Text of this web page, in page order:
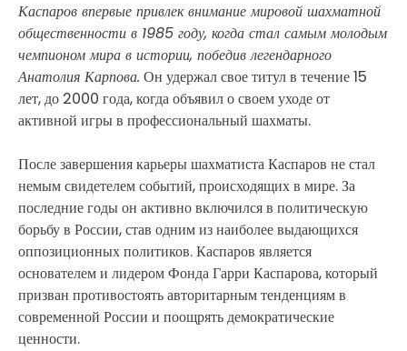
Каспаров впервые привлек внимание мировой шахматной
общественности в 1985 году, когда стал самым молодым
чемпионом мира в истории, победив легендарного
Анатолия Карпова. Он удержал свое титул в течение 15
лет, до 2000 года, когда объявил о своем уходе от
активной игры в профессиональный шахматы.
После завершения карьеры шахматиста Каспаров не стал
немым свидетелем событий, происходящих в мире. За
последние годы он активно включился в политическую
борьбу в России, став одним из наиболее выдающихся
оппозиционных политиков. Каспаров является
основателем и лидером Фонда Гарри Каспарова, который
призван противостоять авторитарным тенденциям в
современной России и поощрять демократические
ценности.